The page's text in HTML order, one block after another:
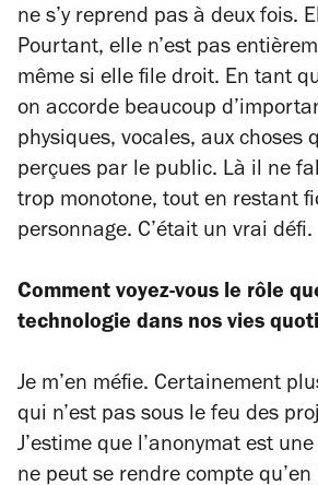
ne s’y reprend pas à deux fois.
Pourtant, elle n’est pas
même si elle file droit. En tant
on accorde beaucoup
physiques, vocales, aux choses
perçues par le public. Là il ne
trop monotone, tout en restant
personnage. C’était un vrai défi.
Comment voyez-vous le rôle
technologie dans nos vies
Je m’en méfie. Certainement
qui n’est pas sous le feu des
J’estime que l’anonymat est
ne peut se rendre compte qu’en